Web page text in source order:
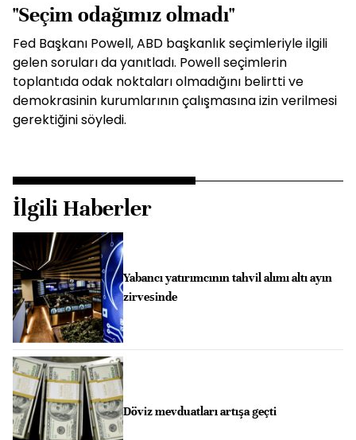
"Seçim odağımız olmadı"
Fed Başkanı Powell, ABD başkanlık seçimleriyle ilgili
gelen soruları da yanıtladı. Powell seçimlerin
toplantıda odak noktaları olmadığını belirtti ve
demokrasinin kurumlarının çalışmasına izin verilmesi
gerektiğini söyledi.
İlgili Haberler
Yabancı yatırımcının tahvil alımı altı ayın
zirvesinde
Döviz mevduatları artışa geçti